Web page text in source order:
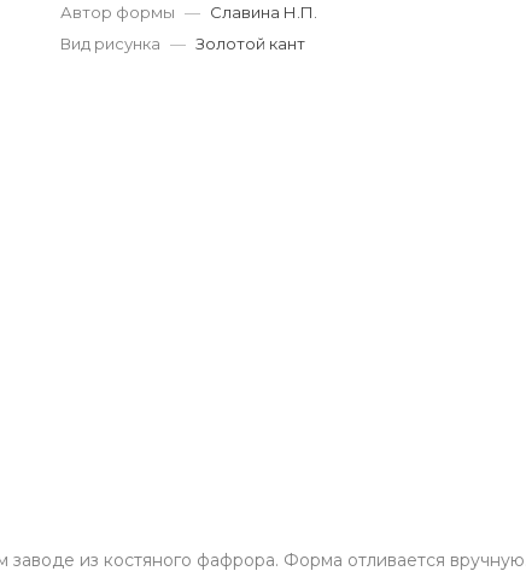
Автор формы — Славина Н.П.
Вид рисунка — Золотой кант
из костяного фафрора. Форма отливается вручную.